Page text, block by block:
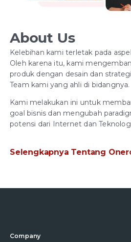
About Us
Kelebihan kami terletak pada
Oleh karena itu, kami
produk dengan desain dan
Team kami yang ahli di bidangnya.
Kami melakukan ini untuk
goal bisnis dan mengubah
potensi dari Internet dan
Selengkapnya Tentang
Company